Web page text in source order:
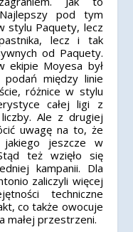
pod tym
stylu Paquety, lecz
lecz i tak
od Paquety.
ekipie Moyesa był
między linie
różnice w stylu
całej ligi z
Ale z drugiej
uwagę na to, że
jakiego jeszcze w
też wzięło się
kampanii. Dla
zaliczyli więcej
techniczne
co także owocuje
małej przestrzeni.